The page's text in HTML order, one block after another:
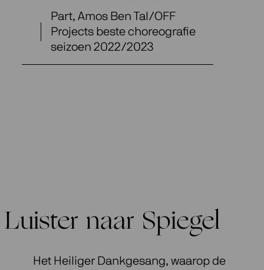
Part, Amos Ben Tal/OFF
Projects beste choreografie
seizoen 2022/2023
Luister naar Spiegel
Het Heiliger Dankgesang, waarop de